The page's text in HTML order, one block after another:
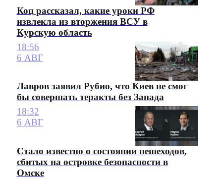
Коц рассказал, какие уроки РФ
извлекла из вторжения ВСУ в
Курскую область
18:56
6 АВГ
Лавров заявил Рубио, что Киев не смог
бы совершать теракты без Запада
18:32
6 АВГ
Стало известно о состоянии пешеходов,
сбитых на островке безопасности в
Омске